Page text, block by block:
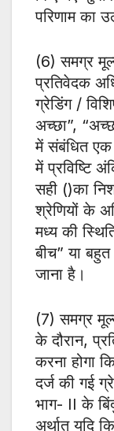
परिणाम का
(6) समग्र
प्रतिवेदक
ग्रेडिंग /
अच्छा”,
में संबंधित
में प्रविष्टि
सही ()का
श्रेणियों के
मध्य की
बीच” या
जाना है।
(7) समग्र
के दौरान,
करना होगा
दर्ज की गई
भाग- II के
अर्थात् यदि